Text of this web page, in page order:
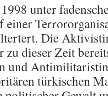
unter
Die
dieser Zeit
und
türkischen